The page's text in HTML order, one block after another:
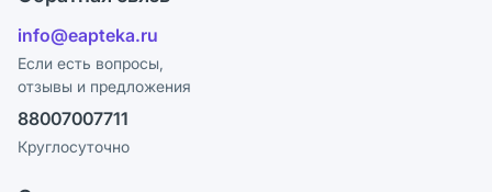
Блог
Лицензия
Реклама на сайте
Ваши товары на ЕАПТЕКЕ
Программа СберСпасибо
Политика конфиденциальности
Пользовательское соглашение
Политика рекомендаций
info@eapteka.ru
Если есть вопросы,
отзывы и предложения
88007007711
Круглосуточно